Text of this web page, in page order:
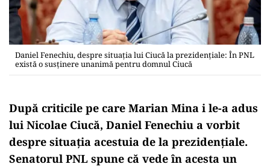
Daniel Fenechiu, despre situația lui Ciucă la prezidențiale: În PNL
există o susţinere unanimă pentru domnul Ciucă
După criticile pe care Marian Mina i le-a adus
lui Nicolae Ciucă, Daniel Fenechiu a vorbit
despre situația acestuia de la prezidențiale.
Senatorul PNL spune că vede în acesta un